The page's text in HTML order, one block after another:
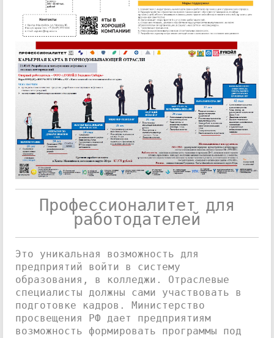
Профессионалитет для
работодателей
Это уникальная возможность для
предприятий войти в систему
образования, в колледжи. Отраслевые
специалисты должны сами участвовать в
подготовке кадров. Министерство
просвещения РФ дает предприятиям
возможность формировать программы под